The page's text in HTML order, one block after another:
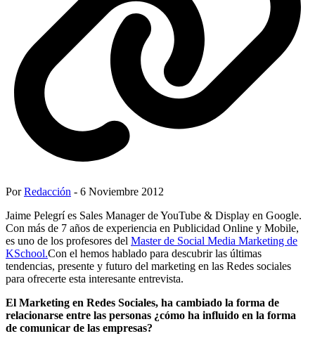
PorRedacción - 6 Noviembre 2012
Jaime Pelegrí es Sales Manager de YouTube & Display en Google.
Con más de 7 años de experiencia en Publicidad Online y Mobile,
es uno de los profesores del Master de Social Media Marketing de
KSchool.Con el hemos hablado para descubrir las últimas
tendencias, presente y futuro del marketing en las Redes sociales
para ofrecerte esta interesante entrevista.
El Marketing en Redes Sociales, ha cambiado la forma de
relacionarse entre las personas ¿cómo ha influido en la forma
de comunicar de las empresas?